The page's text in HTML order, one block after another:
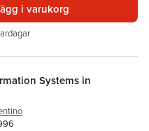
i varukorg
Systems in